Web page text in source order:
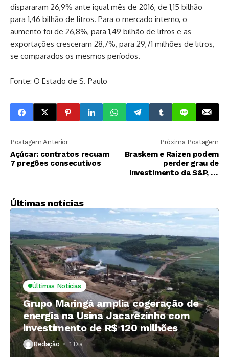
dispararam 26,9% ante igual mês de 2016, de 1,15 bilhão
para 1,46 bilhão de litros. Para o mercado interno, o
aumento foi de 26,8%, para 1,49 bilhão de litros e as
exportações cresceram 28,7%, para 29,71 milhões de litros,
se comparados os mesmos períodos.
Fonte: O Estado de S. Paulo
Postagem Anterior
Açúcar: contratos recuam
7 pregões consecutivos
Próxima Postagem
Braskem e Raízen podem
perder grau de
investimento da S&P, vê
Últimas notícias
Últimas Notícias
Grupo Maringá amplia cogeração de
energia na Usina Jacarezinho com
investimento de R$ 120 milhões
Redação 1 Dia ⁮